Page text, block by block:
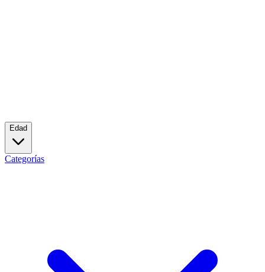
Edad
Categorías